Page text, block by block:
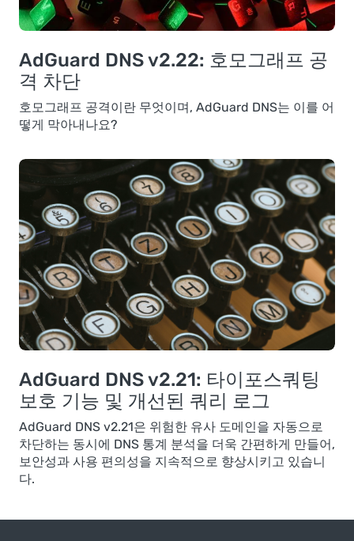
AdGuard DNS v2.22: 호모그래프 공
격 차단
호모그래프 공격이란 무엇이며, AdGuard DNS는 이를 어
떻게 막아내나요?
AdGuard DNS v2.21: 타이포스쿼팅
보호 기능 및 개선된 쿼리 로그
AdGuard DNS v2.21은 위험한 유사 도메인을 자동으로
차단하는 동시에 DNS 통계 분석을 더욱 간편하게 만들어,
보안성과 사용 편의성을 지속적으로 향상시키고 있습니
다.